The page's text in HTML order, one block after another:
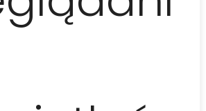
14.30 o 16.00-20.00), martes –